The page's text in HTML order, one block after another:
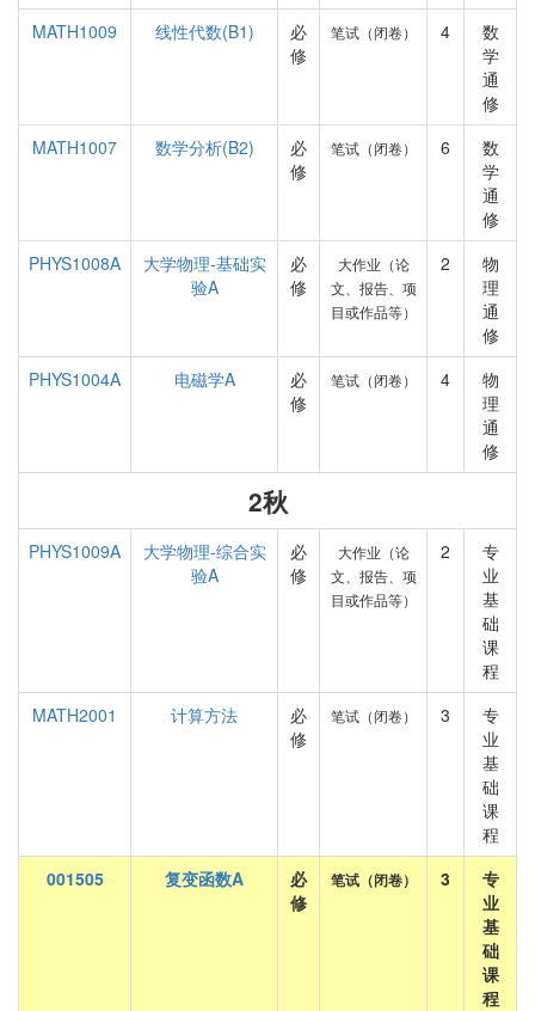
MATH1009
线性代数(B1)
必
修
笔试（闭卷） 4
数
学
通
修
MATH1007
数学分析(B2)
必
修
笔试（闭卷） 6
数
学
通
修
PHYS1008A
大学物理-基础实
验A
必
修
大作业（论
文、报告、项
目或作品等）
2
物
理
通
修
PHYS1004A
电磁学A
必
修
笔试（闭卷） 4
物
理
通
修
2秋
PHYS1009A
大学物理-综合实
验A
必
修
大作业（论
文、报告、项
目或作品等）
2
专
业
基
础
课
程
MATH2001
计算方法
必
修
笔试（闭卷） 3
专
业
基
础
课
程
001505
复变函数A
必
修
笔试（闭卷） 3
专
业
基
础
课
程